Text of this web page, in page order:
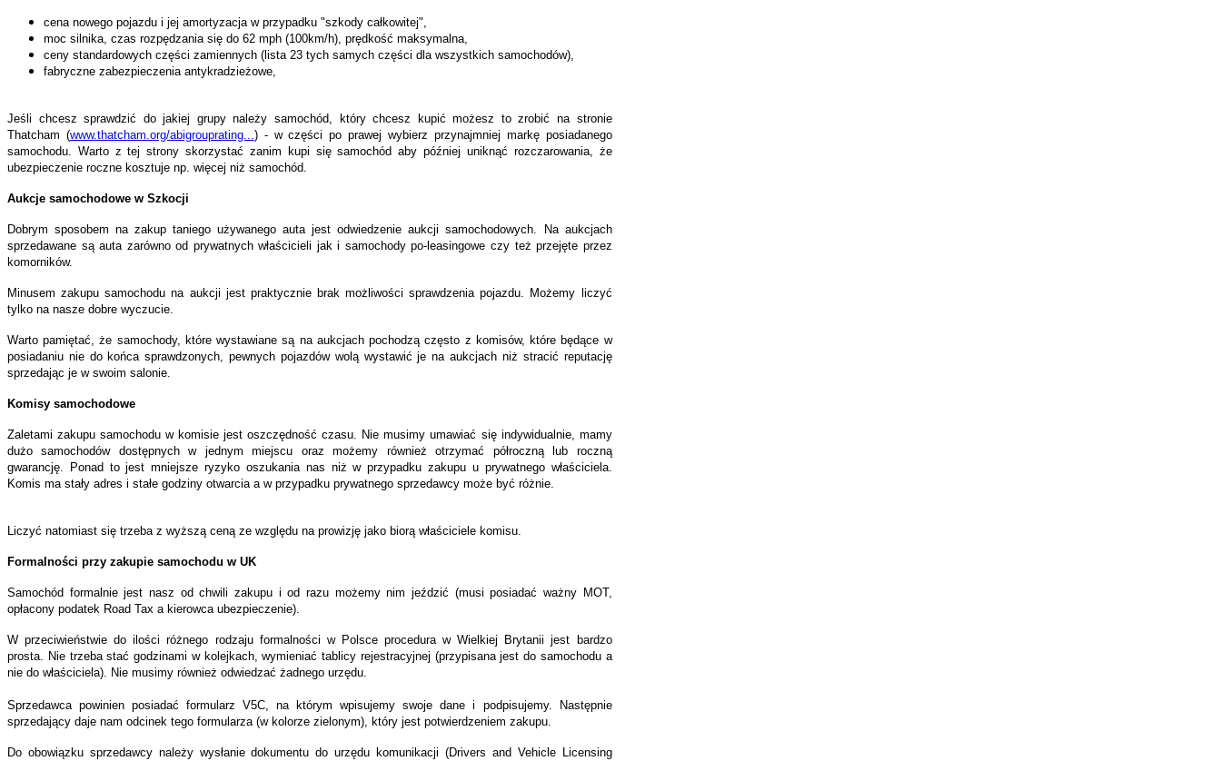
cena nowego pojazdu i jej amortyzacja w przypadku "szkody całkowitej",
moc silnika, czas rozpędzania się do 62 mph (100km/h), prędkość maksymalna,
ceny standardowych części zamiennych (lista 23 tych samych części dla wszystkich samochodów),
fabryczne zabezpieczenia antykradzieżowe,
Jeśli chcesz sprawdzić do jakiej grupy należy samochód, który chcesz kupić możesz to zrobić na stronie
Thatcham (www.thatcham.org/abigrouprating...) - w części po prawej wybierz przynajmniej markę posiadanego
samochodu. Warto z tej strony skorzystać zanim kupi się samochód aby później uniknąć rozczarowania, że
ubezpieczenie roczne kosztuje np. więcej niż samochód.
Aukcje samochodowe w Szkocji
Dobrym sposobem na zakup taniego używanego auta jest odwiedzenie aukcji samochodowych. Na aukcjach
sprzedawane są auta zarówno od prywatnych właścicieli jak i samochody po-leasingowe czy też przejęte przez
komorników.
Minusem zakupu samochodu na aukcji jest praktycznie brak możliwości sprawdzenia pojazdu. Możemy liczyć
tylko na nasze dobre wyczucie.
Warto pamiętać, że samochody, które wystawiane są na aukcjach pochodzą często z komisów, które będące w
posiadaniu nie do końca sprawdzonych, pewnych pojazdów wolą wystawić je na aukcjach niż stracić reputację
sprzedając je w swoim salonie.
Komisy samochodowe
Zaletami zakupu samochodu w komisie jest oszczędność czasu. Nie musimy umawiać się indywidualnie, mamy
dużo samochodów dostępnych w jednym miejscu oraz możemy również otrzymać półroczną lub roczną
gwarancję. Ponad to jest mniejsze ryzyko oszukania nas niż w przypadku zakupu u prywatnego właściciela.
Komis ma stały adres i stałe godziny otwarcia a w przypadku prywatnego sprzedawcy może być różnie.
Liczyć natomiast się trzeba z wyższą ceną ze względu na prowizję jako biorą właściciele komisu.
Formalności przy zakupie samochodu w UK
Samochód formalnie jest nasz od chwili zakupu i od razu możemy nim jeździć (musi posiadać ważny MOT,
opłacony podatek Road Tax a kierowca ubezpieczenie).
W przeciwieństwie do ilości różnego rodzaju formalności w Polsce procedura w Wielkiej Brytanii jest bardzo
prosta. Nie trzeba stać godzinami w kolejkach, wymieniać tablicy rejestracyjnej (przypisana jest do samochodu a
nie do właściciela). Nie musimy również odwiedzać żadnego urzędu.
Sprzedawca powinien posiadać formularz V5C, na którym wpisujemy swoje dane i podpisujemy. Następnie
sprzedający daje nam odcinek tego formularza (w kolorze zielonym), który jest potwierdzeniem zakupu.
Do obowiązku sprzedawcy należy wysłanie dokumentu do urzędu komunikacji (Drivers and Vehicle Licensing